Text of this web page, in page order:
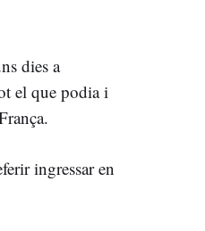
dies a
el que podia i
ingressar en